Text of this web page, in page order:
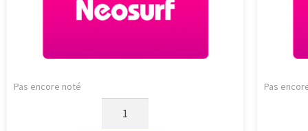
Pas encore noté Pas